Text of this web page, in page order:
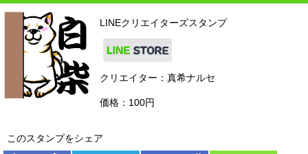
LINEクリエイターズスタンプ
クリエイター：真希ナルセ
価格：100円
このスタンプをシェア